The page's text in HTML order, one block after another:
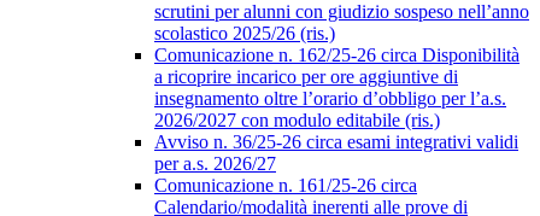
scrutini per alunni con giudizio sospeso nell’anno
scolastico 2025/26 (ris.)
Comunicazione n. 162/25-26 circa Disponibilità
a ricoprire incarico per ore aggiuntive di
insegnamento oltre l’orario d’obbligo per l’a.s.
2026/2027 con modulo editabile (ris.)
Avviso n. 36/25-26 circa esami integrativi validi
per a.s. 2026/27
Comunicazione n. 161/25-26 circa
Calendario/modalità inerenti alle prove di